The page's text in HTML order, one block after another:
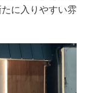
に入りやすい雰